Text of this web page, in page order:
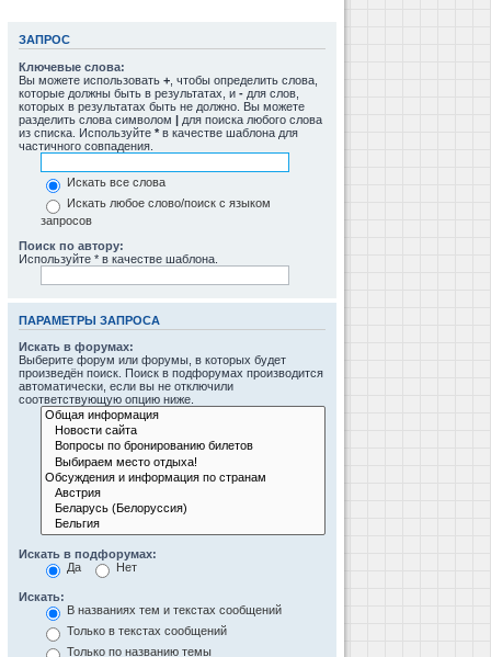
ЗАПРОС
Ключевые слова:
Вы можете использовать + , чтобы определить слова,
которые должны быть в результатах, и - для слов,
которых в результатах быть не должно. Вы можете
разделить слова символом | для поиска любого слова
из списка. Используйте * в качестве шаблона для
частичного совпадения.
Искать все слова
Искать любое слово/поиск с языком
запросов
Поиск по автору:
Используйте * в качестве шаблона.
ПАРАМЕТРЫ ЗАПРОСА
Искать в форумах:
Выберите форум или форумы, в которых будет
произведён поиск. Поиск в подфорумах производится
автоматически, если вы не отключили
соответствующую опцию ниже.
Искать в подфорумах:
Да
Нет
Искать:
В названиях тем и текстах сообщений
Только в текстах сообщений
Только по названию темы